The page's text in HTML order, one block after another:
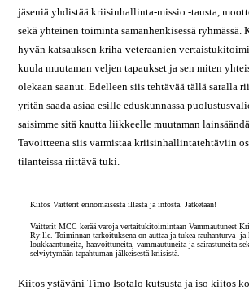
jäseniä yhdistää kriisinhallinta-missio -tausta,
sekä yhteinen toiminta samanhenkisessä ryhmässä.
hyvän katsauksen kriha-veteraanien
kuula muutaman veljen tapaukset ja sen miten
olekaan saanut. Edelleen siis tehtävää tällä saralla
yritän saada asiaa esille eduskunnassa
saisimme sitä kautta liikkeelle muutaman
Tavoitteena siis varmistaa kriisinhallintatehtäviin
tilanteissa riittävä tuki.
Kiitos Vaitterit erinomaisesta illasta ja infosta. Jatketaan!
Vaitterit MCC kerää varoja vertaitukitoimintaan Vammautuneet
Ry:lle. Toiminnan tarkoituksena on auttaa ja tukea rauhanturva-
loukkaantuneita, haavoittuneita, vammautuneita ja sairastuneita
selviytymään tapahtuman jälkeisestä kriisistä.
Kiitos ystäväni Timo Isotalo kutsusta ja iso kiitos